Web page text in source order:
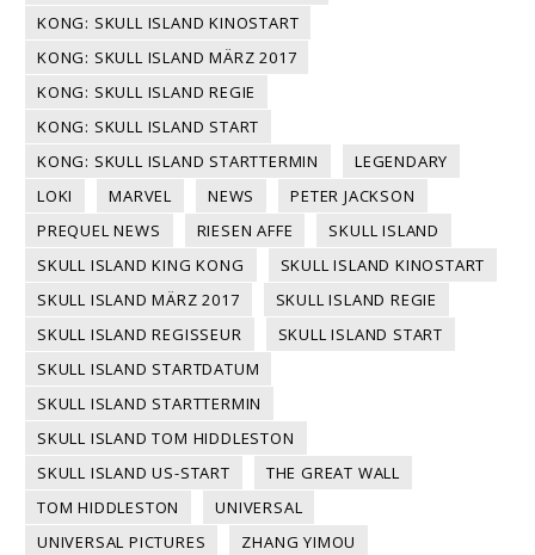
KONG: SKULL ISLAND KINOSTART
KONG: SKULL ISLAND MÄRZ 2017
KONG: SKULL ISLAND REGIE
KONG: SKULL ISLAND START
KONG: SKULL ISLAND STARTTERMIN
LEGENDARY
LOKI
MARVEL NEWS
PETER JACKSON
PREQUEL NEWS
RIESEN AFFE
SKULL ISLAND
SKULL ISLAND KING KONG
SKULL ISLAND KINOSTART
SKULL ISLAND MÄRZ 2017
SKULL ISLAND REGIE
SKULL ISLAND REGISSEUR
SKULL ISLAND START
SKULL ISLAND STARTDATUM
SKULL ISLAND STARTTERMIN
SKULL ISLAND TOM HIDDLESTON
SKULL ISLAND US-START
THE GREAT WALL
TOM HIDDLESTON
UNIVERSAL
UNIVERSAL PICTURES
ZHANG YIMOU